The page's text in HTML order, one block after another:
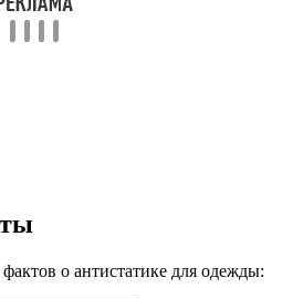
о антистатике для одежды: